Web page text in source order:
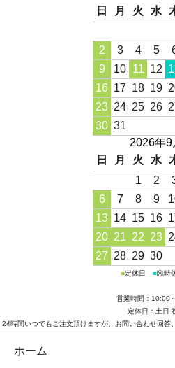
日
月 火 水
2
3 4 5
9
10 11 12
16 17 18 19
23 24 25 26
30 31
2026年9
日
月 火 水
1
2
6
7 8 9
13 14 15 16
20 21 22 23
27 28 29 30
■定休日 ■臨時
営業時間：10:00
定休日：土日
24時間いつでもご注文頂けますが、お問い合わせ回答
ホーム